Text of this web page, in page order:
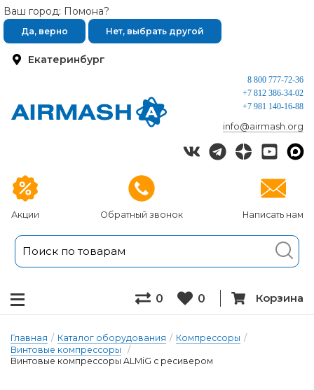
Екатеринбург
Ваш город: Помона?
Да, верно Нет, выбрать другой
Акции Обратный звонок Написать нам
8 800 777-72-36
+7 812 386-34-02
+7 981 140-16-88
info@airmash.org
0 0 Корзина
Главная / Каталог оборудования / Компрессоры /
Винтовые компрессоры
/
Винтовые компрессоры ALMiG с ресивером